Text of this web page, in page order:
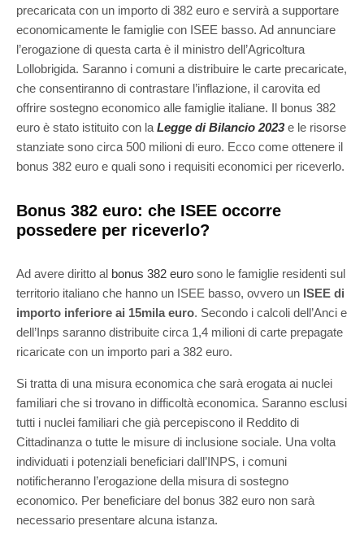
precaricata con un importo di 382 euro e servirà a supportare
economicamente le famiglie con ISEE basso. Ad annunciare
l’erogazione di questa carta è il ministro dell’Agricoltura
Lollobrigida. Saranno i comuni a distribuire le carte precaricate,
che consentiranno di contrastare l’inflazione, il carovita ed
offrire sostegno economico alle famiglie italiane. Il bonus 382
euro è stato istituito con la Legge di Bilancio 2023e le risorse
stanziate sono circa 500 milioni di euro. Ecco come ottenere il
bonus 382 euro e quali sono i requisiti economici per riceverlo.
Bonus 382 euro: che ISEE occorre
possedere per riceverlo?
Ad avere diritto al bonus 382 euro sono le famiglie residenti sul
territorio italiano che hanno un ISEE basso, ovvero un ISEE di
importo inferiore ai 15mila euro. Secondo i calcoli dell’Anci e
dell’Inps saranno distribuite circa 1,4 milioni di carte prepagate
ricaricate con un importo pari a 382 euro.
Si tratta di una misura economica che sarà erogata ai nuclei
familiari che si trovano in difficoltà economica. Saranno esclusi
tutti i nuclei familiari che già percepiscono il Reddito di
Cittadinanza o tutte le misure di inclusione sociale. Una volta
individuati i potenziali beneficiari dall’INPS, i comuni
notificheranno l’erogazione della misura di sostegno
economico. Per beneficiare del bonus 382 euro non sarà
necessario presentare alcuna istanza.